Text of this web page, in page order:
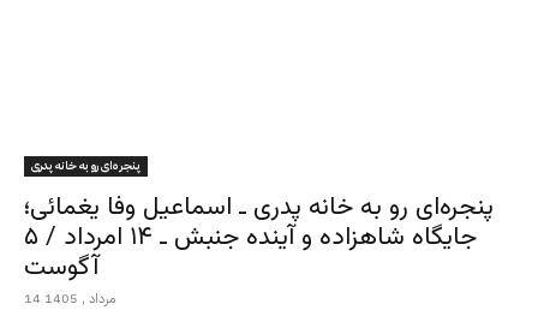
پنجره‌ای رو به خانه پدری
پنجره‌ای رو به خانه پدری ـ اسماعیل وفا یغمائی؛
جایگاه شاهزاده و آینده جنبش ـ ۱۴ امرداد / ۵
آگوست
14 مرداد , 1405